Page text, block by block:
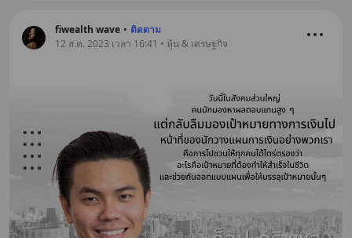
fiwealth wave • ติดตาม
12 ส.ค. 2023 เวลา 16:41 • หุ้น & เศรษฐกิจ